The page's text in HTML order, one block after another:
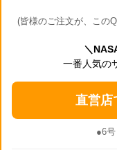
(皆様のご注文が、この
＼
一番人気の
直営店
●6号